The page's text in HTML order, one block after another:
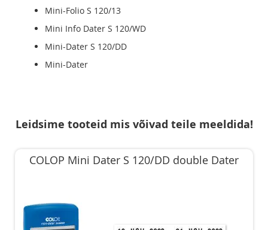
Mini-Folio S 120/13
Mini Info Dater S 120/WD
Mini-Dater S 120/DD
Mini-Dater
Leidsime tooteid mis võivad teile meeldida!
COLOP Mini Dater S 120/DD double Dater